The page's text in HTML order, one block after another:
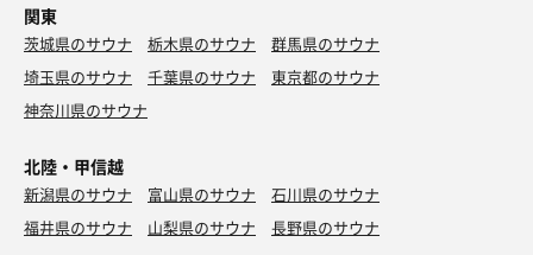
関東
茨城県のサウナ 栃木県のサウナ
群馬県のサウナ
埼玉県のサウナ
千葉県のサウナ
東京都のサウナ
神奈川県のサウナ
北陸・甲信越
新潟県のサウナ 富山県のサウナ
石川県のサウナ
福井県のサウナ
山梨県のサウナ 長野県のサウナ